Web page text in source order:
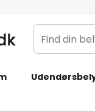
Find
din